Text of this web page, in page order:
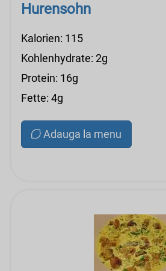
Hurensohn
Kalorien: 115
Kohlenhydrate: 2g
Protein: 16g
Fette: 4g
Adauga la menu